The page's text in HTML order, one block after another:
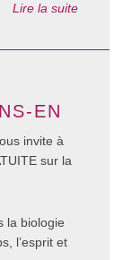
Lire la suite
EN
invite à
sur la
la biologie
l’esprit et